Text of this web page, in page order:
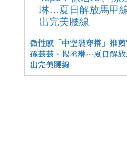
微性感「中空裝穿搭」推
孫芸芸、楊丞琳…夏日解
出完美腰線